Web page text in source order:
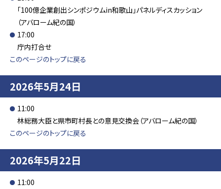
「100億企業創出シンポジウムin和歌山」パネルディスカッション
（アバローム紀の国）
17:00
庁内打合せ
このページのトップに戻る
2026年5月24日
11:00
林総務大臣と県市町村長との意見交換会（アバローム紀の国）
このページのトップに戻る
2026年5月22日
11:00